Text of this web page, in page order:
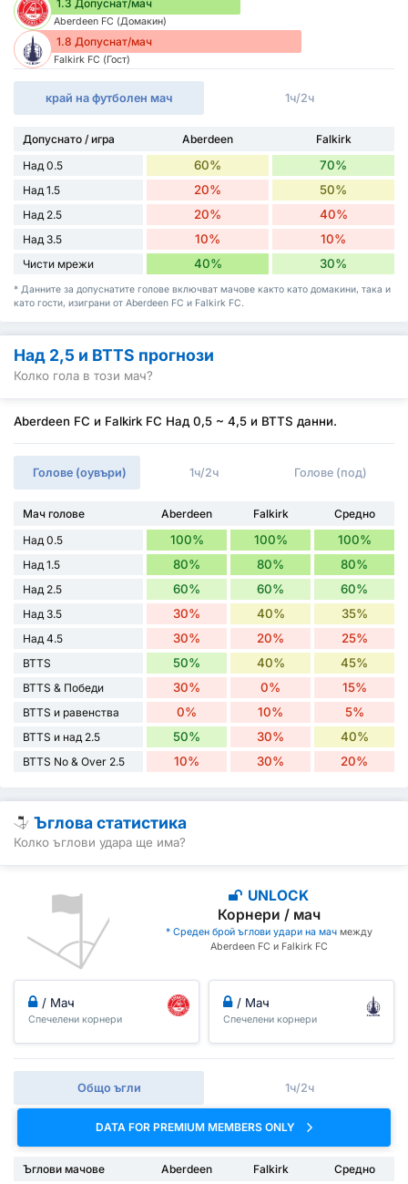
1.3 Допуснат/мач
Aberdeen FC (Домакин)
1.8 Допуснат/мач
Falkirk FC (Гост)
край на футболен мач 1ч/2ч
Допуснато / игра Aberdeen
Falkirk
Над 0.5
60% 70%
Над 1.5 20% 50%
Над 2.5 20% 40%
Над 3.5 10% 10%
Чисти мрежи 40% 30%
* Данните за допуснатите голове включват мачове както като домакини, така и
като гости, изиграни от Aberdeen FC и Falkirk FC.
Над 2,5 и BTTS прогнози
Колко гола в този мач?
Aberdeen FC и Falkirk FC Над 0,5 ~ 4,5 и BTTS данни.
Голове (оувъри) 1ч/2ч Голове (под)
Мач голове Aberdeen Falkirk
Средно
Над 0.5
100% 100% 100%
Над 1.5 80% 80% 80%
Над 2.5 60% 60% 60%
Над 3.5 30% 40% 35%
Над 4.5 30% 20% 25%
BTTS 50% 40% 45%
BTTS & Победи 30% 0% 15%
BTTS и равенства 0% 10% 5%
BTTS и над 2.5 50% 30% 40%
BTTS No & Over 2.5 10% 30% 20%
Ъглова статистика
Колко ъглови удара ще има?
UNLOCK
Корнери / мач
* Среден брой ъглови удари на мачмежду
Aberdeen FC и Falkirk FC
/ Мач
Спечелени корнери
/ Мач
Спечелени корнери
Общо ъгли 1ч/2ч
DATA FOR PREMIUM MEMBERS ONLY
Ъглови мачове Aberdeen Falkirk
Средно